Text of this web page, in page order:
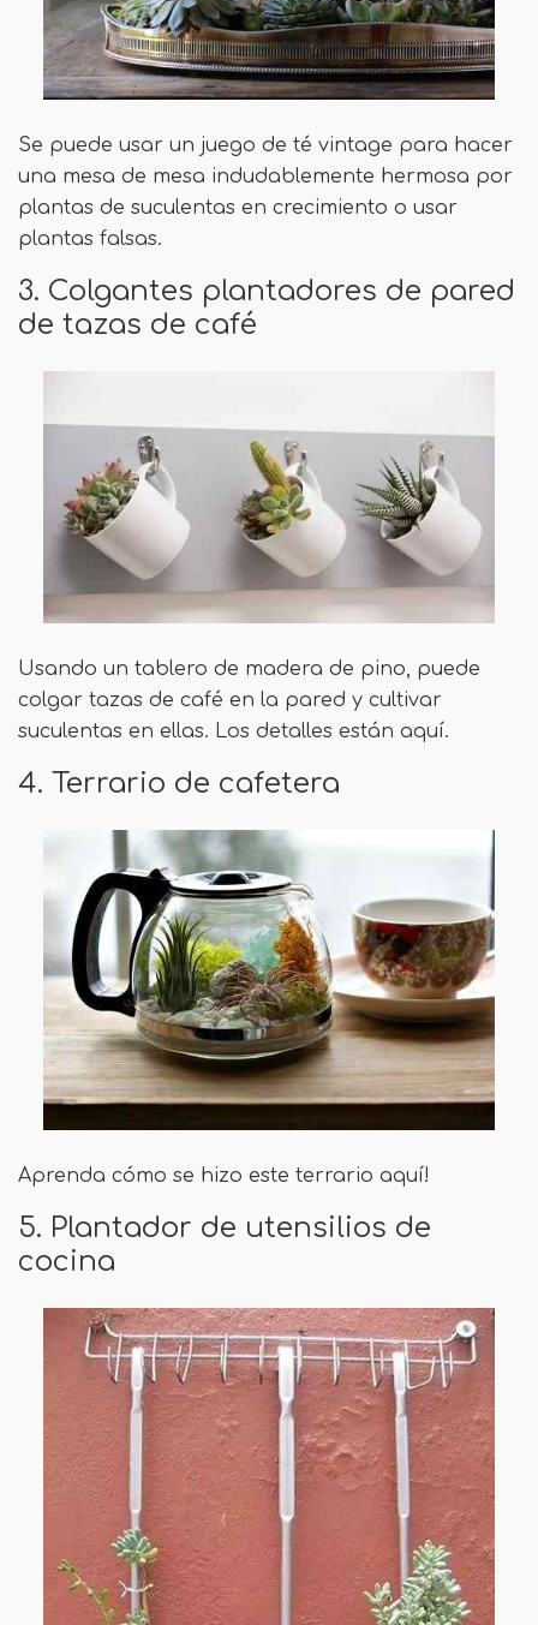
Se puede usar un juego de té vintage para hacer
una mesa de mesa indudablemente hermosa por
plantas de suculentas en crecimiento o usar
plantas falsas.
3. Colgantes plantadores de pared
de tazas de café
Usando un tablero de madera de pino, puede
colgar tazas de café en la pared y cultivar
suculentas en ellas. Los detalles están aquí.
4. Terrario de cafetera
Aprenda cómo se hizo este terrario aquí!
5. Plantador de utensilios de
cocina